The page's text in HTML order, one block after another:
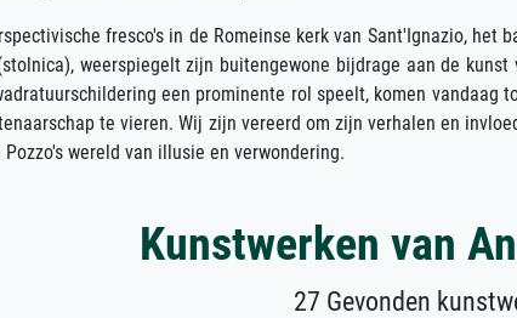
fresco's in de Romeinse kerk van Sant'Ignazio,
weerspiegelt zijn buitengewone bijdrage aan de
een prominente rol speelt, komen
te vieren. Wij zijn vereerd om zijn verhalen en
wereld van illusie en verwondering.
Kunstwerken van
27 Gevonden